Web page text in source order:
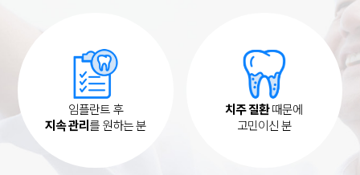
임플란트 후
지속 관리를 원하는 분
치주 질환때문에
고민이신 분